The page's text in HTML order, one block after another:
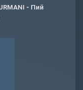
- Пий